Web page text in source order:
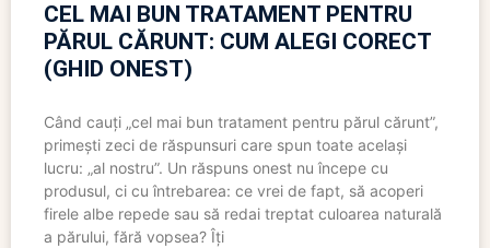
CEL MAI BUN TRATAMENT PENTRU
PĂRUL CĂRUNT: CUM ALEGI CORECT
(GHID ONEST)
Când cauți „cel mai bun tratament pentru părul cărunt”,
primești zeci de răspunsuri care spun toate același
lucru: „al nostru”. Un răspuns onest nu începe cu
produsul, ci cu întrebarea: ce vrei de fapt, să acoperi
firele albe repede sau să redai treptat culoarea naturală
a părului, fără vopsea? Îți